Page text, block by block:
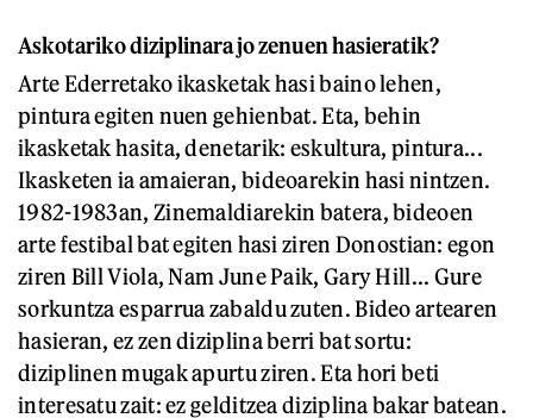
Askotariko diziplinara jo zenuen hasieratik?
Arte Ederretako ikasketak hasi baino lehen,
pintura egiten nuen gehienbat. Eta, behin
ikasketak hasita, denetarik: eskultura, pintura...
Ikasketen ia amaieran, bideoarekin hasi nintzen.
1982-1983an, Zinemaldiarekin batera, bideoen
arte festibal bat egiten hasi ziren Donostian: egon
ziren Bill Viola, Nam June Paik, Gary Hill... Gure
sorkuntza esparrua zabaldu zuten. Bideo artearen
hasieran, ez zen diziplina berri bat sortu:
diziplinen mugak apurtu ziren. Eta hori beti
interesatu zait: ez gelditzea diziplina bakar batean.